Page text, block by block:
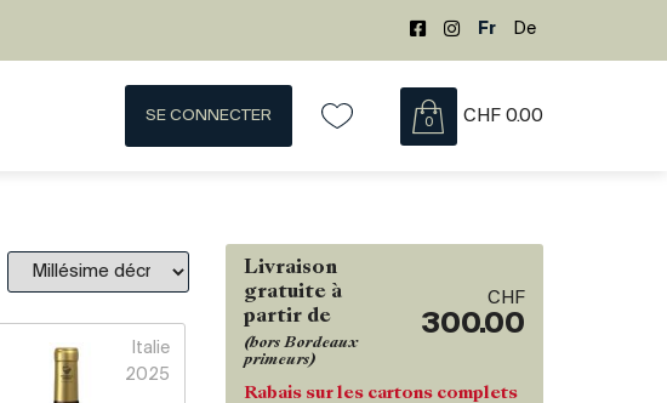
Fr De
SE CONNECTER 0 CHF 0.00
Italie
2025
Livraison
gratuite à
partir de
(hors Bordeaux
primeurs)
CHF
300.00
Rabais sur les cartons complets